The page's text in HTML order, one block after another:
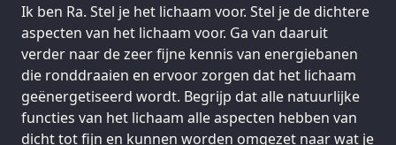
Ik ben Ra. Stel je het lichaam voor. Stel je de dichtere
aspecten van het lichaam voor. Ga van daaruit
verder naar de zeer fijne kennis van energiebanen
die ronddraaien en ervoor zorgen dat het lichaam
geënergetiseerd wordt. Begrijp dat alle natuurlijke
functies van het lichaam alle aspecten hebben van
dicht tot fijn en kunnen worden omgezet naar wat je